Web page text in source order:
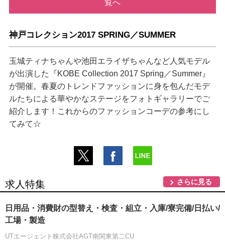
覧へ
神戸コレクション2017 SPRING／SUMMER
玉城ティナちゃんや池田エライザちゃんなど人気モデル
が出演した『KOBE Collection 2017 Spring／Summer』
が開催。春夏のトレンドファッションに身を包んだモデ
ルたちによる華やかなステージをフォトギャラリーでご
紹介します！これからのファッションコーデの参考にし
てみて☆
求人特集 さらに見る
日用品・消費財の型替え・検査・組立・入庫/寮完備/日払い/
工場・製造
UTエージェント株式会社AGT南関東第二CU